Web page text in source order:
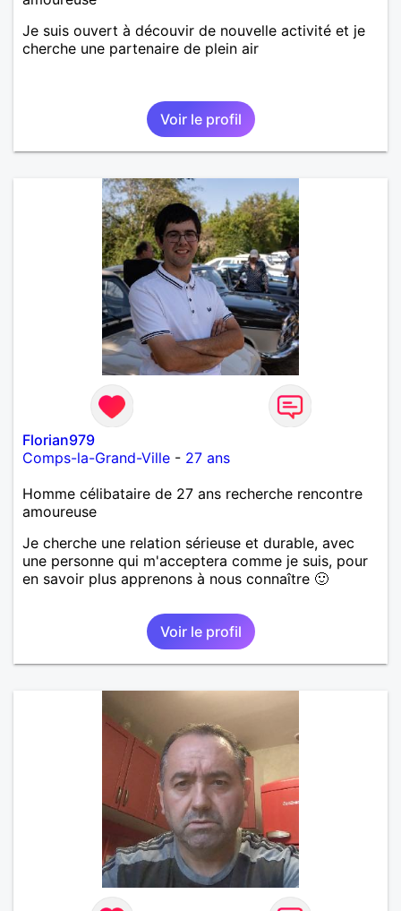
Je suis ouvert à découvir de nouvelle activité et je
cherche une partenaire de plein air
Voir le profil
Florian979
Comps-la-Grand-Ville - 27 ans
Homme célibataire de 27 ans recherche rencontre
amoureuse
Je cherche une relation sérieuse et durable, avec
une personne qui m'acceptera comme je suis, pour
en savoir plus apprenons à nous connaître 🙂
Voir le profil